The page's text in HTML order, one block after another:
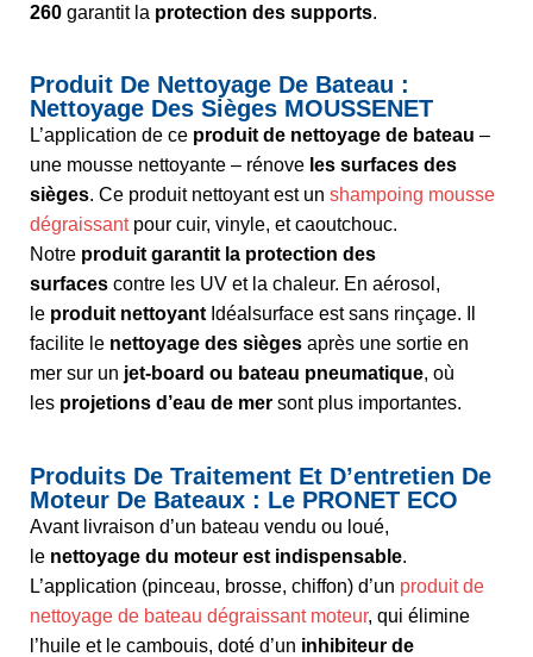
260 garantit la protection des supports.
Produit De Nettoyage De Bateau :
Nettoyage Des Sièges MOUSSENET
L’application de ce produit de nettoyage de bateau –
une mousse nettoyante – rénove les surfaces des
sièges. Ce produit nettoyant est un shampoing mousse
dégraissantpour cuir, vinyle, et caoutchouc.
Notre produit garantit la protection des
surfaces contre les UV et la chaleur. En aérosol,
le produit nettoyant Idéalsurface est sans rinçage. Il
facilite le nettoyage des sièges après une sortie en
mer sur un jet-board ou bateau pneumatique, où
les projetions d’eau de mer sont plus importantes.
Produits De Traitement Et D’entretien De
Moteur De Bateaux : Le PRONET ECO
Avant livraison d’un bateau vendu ou loué,
le nettoyage du moteur est indispensable.
L’application (pinceau, brosse, chiffon) d’un produit de
nettoyage de bateau dégraissant moteur, qui élimine
l’huile et le cambouis, doté d’un inhibiteur de